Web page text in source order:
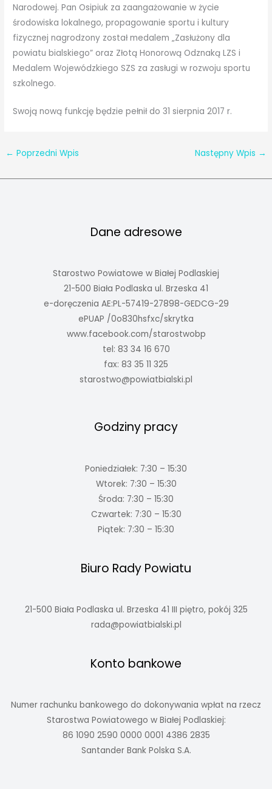
Narodowej. Pan Osipiuk za zaangażowanie w życie
środowiska lokalnego, propagowanie sportu i kultury
fizycznej nagrodzony został medalem „Zasłużony dla
powiatu bialskiego” oraz Złotą Honorową Odznaką LZS i
Medalem Wojewódzkiego SZS za zasługi w rozwoju sportu
szkolnego.
Swoją nową funkcję będzie pełnił do 31 sierpnia 2017 r.
← Poprzedni Wpis Następny Wpis →
Dane adresowe
Starostwo Powiatowe w Białej Podlaskiej
21-500 Biała Podlaska ul. Brzeska 41
e-doręczenia AE:PL-57419-27898-GEDCG-29
ePUAP /0o830hsfxc/skrytka
www.facebook.com/starostwobp
tel: 83 34 16 670
fax: 83 35 11 325
starostwo@powiatbialski.pl
Godziny pracy
Poniedziałek: 7:30 – 15:30
Wtorek: 7:30 – 15:30
Środa: 7:30 – 15:30
Czwartek: 7:30 – 15:30
Piątek: 7:30 – 15:30
Biuro Rady Powiatu
21-500 Biała Podlaska ul. Brzeska 41 III piętro, pokój 325
rada@powiatbialski.pl
Konto bankowe
Numer rachunku bankowego do dokonywania wpłat na rzecz
Starostwa Powiatowego w Białej Podlaskiej:
86 1090 2590 0000 0001 4386 2835
Santander Bank Polska S.A.